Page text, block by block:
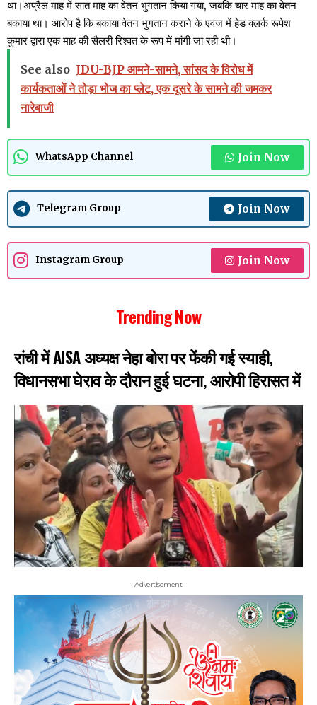
था।अप्रैल माह में सात माह का वेतन भुगतान किया गया, जबकि चार माह का वेतन
बकाया था। आरोप है कि बकाया वेतन भुगतान कराने के एवज में हेड क्लर्क रूपेश
कुमार द्वारा एक माह की सैलरी रिश्वत के रूप में मांगी जा रही थी।
See also JDU-BJP आमने-सामने, सांसद के विरोध में
कार्यकताओं ने तोड़ा भोज का प्लेट, एक दूसरे के सामने की जमकर
नारेबाजी
WhatsApp Channel Join Now
Telegram Group Join Now
Instagram Group Join Now
Trending Now
रांची में AISA अध्यक्ष नेहा बोरा पर फेंकी गई स्याही,
विधानसभा घेराव के दौरान हुई घटना, आरोपी हिरासत में
- Advertisement -